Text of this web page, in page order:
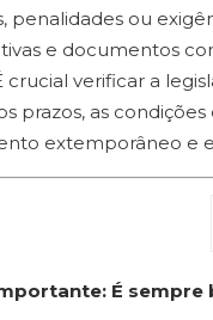
penalidades ou
e documentos
crucial verificar a
prazos, as
extemporâneo e
É sempre